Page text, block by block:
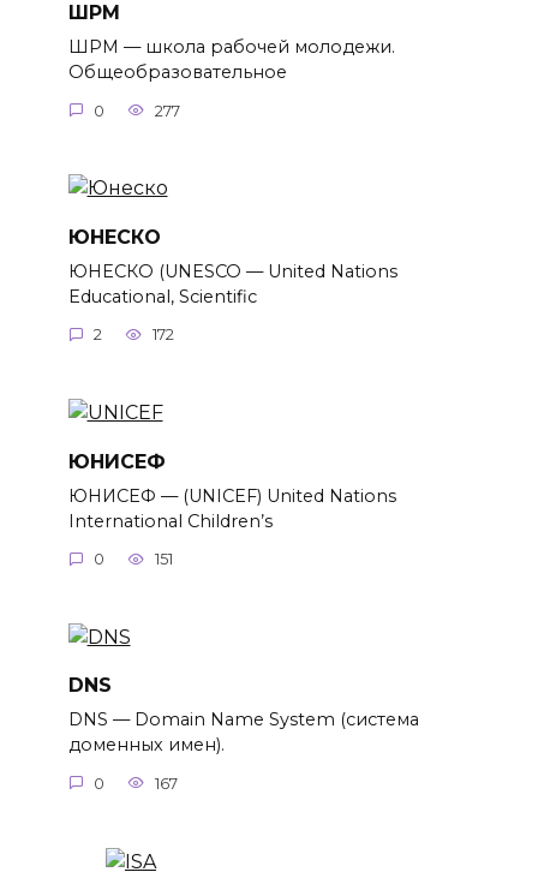
ШРМ
ШРМ — школа рабочей молодежи.
Общеобразовательное
0 277
ЮНЕСКО
ЮНЕСКО (UNESCO — United Nations
Educational, Scientific
2 172
ЮНИСЕФ
ЮНИСЕФ — (UNICEF) United Nations
International Children’s
0 151
DNS
DNS — Domain Name System (система
доменных имен).
0 167